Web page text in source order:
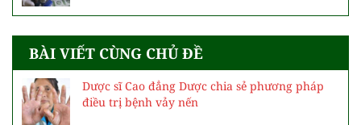
BÀI VIẾT CÙNG CHỦ ĐỀ
Dược sĩ Cao đẳng Dược chia sẻ phương pháp
điều trị bệnh vảy nến